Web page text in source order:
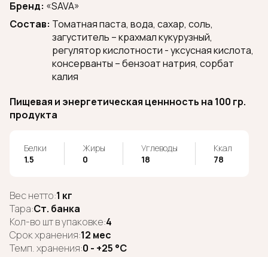
Бренд: «SAVA»
Состав: Томатная паста, вода, сахар, соль,
загуститель – крахмал кукурузный,
регулятор кислотности - уксусная кислота,
консерванты – бензоат натрия, сорбат
калия
Пищевая и энергетическая ценнность на 100 гр.
продукта
Белки
1.5
Жиры
0
Углеводы
18
Ккал
78
Вес нетто:1 кг
Тара:Ст. банка
Кол-во шт в упаковке:4
Срок хранения:12 мес
Темп. хранения:0 - +25 °C